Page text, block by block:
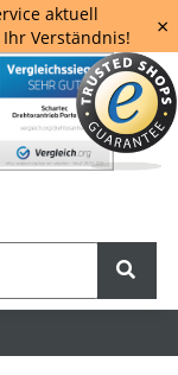
aktuell
Verständnis!
×